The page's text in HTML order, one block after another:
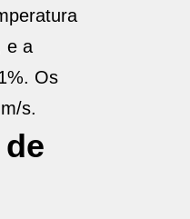
e a
Os
s.